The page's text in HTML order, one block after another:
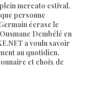
mercato estival,
personne
écrase le
Dembélé en
a voulu savoir
au quotidien,
et choix de